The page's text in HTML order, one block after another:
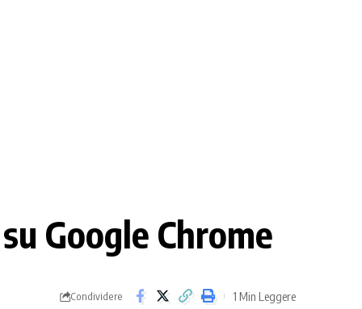
Google Chrome
Condividere 1 Min Leggere